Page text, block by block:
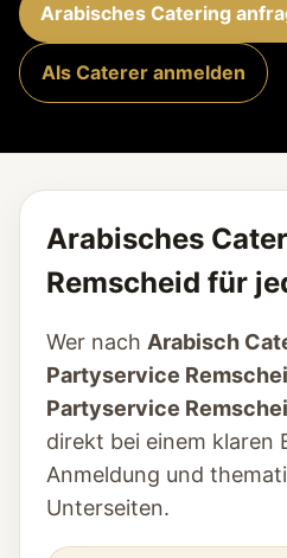
Arabisches Catering
Als Caterer anmelden
Arabisches
Remscheid für
Wer nach Arabisch
Partyservice
Partyservice
direkt bei einem klaren
Anmeldung und
Unterseiten.